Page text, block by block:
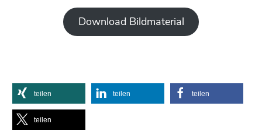
Download Bildmaterial
teilen teilen teilen
teilen